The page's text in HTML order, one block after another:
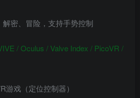
解密、冒险，支持手势控制
/ Oculus / Valve Index / PicoVR /
游戏（定位控制器）